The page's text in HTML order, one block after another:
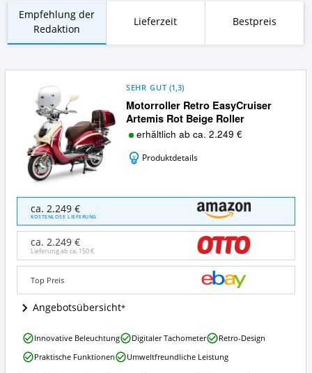
Empfehlung der
Redaktion
Lieferzeit Bestpreis
Motorroller Retro EasyCruiser
Artemis Rot Beige Roller
SEHR GUT (1,3)
erhältlich ab ca. 2.249 €
Produktdetails
Motorroller
Retro
EasyCruiser
Artemis
Beige
Roller
Angebote:
Wo
ist
Motorroller
erhältlich?
ca. 2.249 €
KOSTENLOSE LIEFERUNG
ca. 2.249 €
Lieferung ab ca. 150 €
Top Preis
Angebotsübersicht
Motorroller
Retro
EasyCruiser
Innovative Beleuchtung Digitaler Tachometer
Retro-Design
Praktische Funktionen
Umweltfreundliche Leistung